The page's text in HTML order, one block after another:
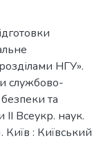
НГУ».
службово-
та
Всеукр. наук.
: Київський